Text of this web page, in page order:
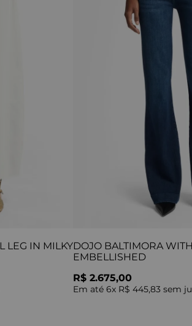
LEG IN MILKYDOJO BALTIMORA
EMBELLISHED
R$ 2.675,00
Em até 6x R$ 445,83 sem